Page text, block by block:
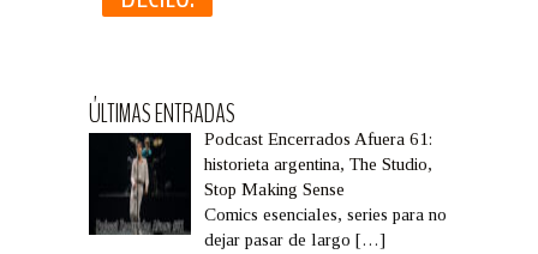
ÚLTIMAS ENTRADAS
Podcast Encerrados Afuera 61:
historieta argentina, The Studio,
Stop Making Sense
Comics esenciales, series para no
dejar pasar de largo[…]